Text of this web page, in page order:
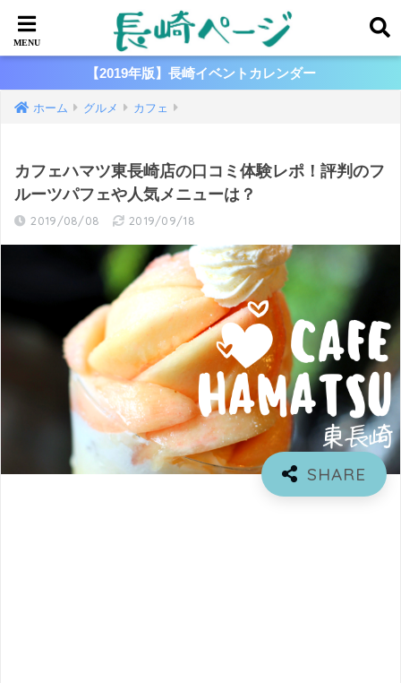
【2019年版】長崎イベントカレンダー
ホーム グルメ カフェ
カフェハマツ東長崎店の口コミ体験レポ！評判のフ
ルーツパフェや人気メニューは？
2019/08/08 2019/09/18